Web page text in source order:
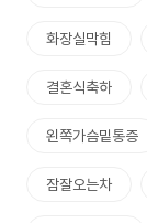
화장실막힘
결혼식축하
왼쪽가슴밑통증
잠잘오는차